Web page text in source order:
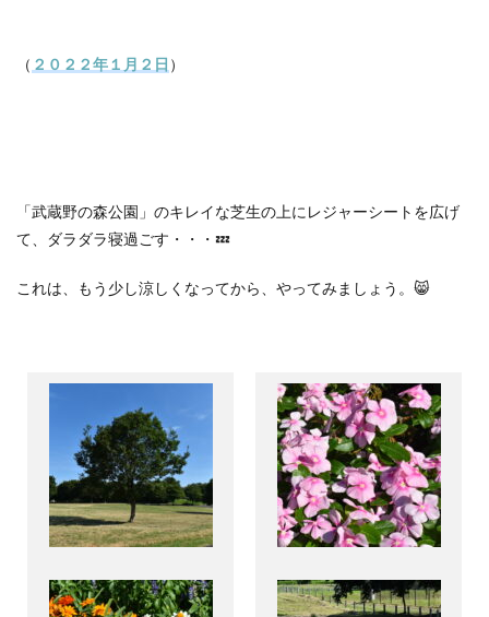
（ ２０２２年１月２日 ）
「武蔵野の森公園」のキレイな芝生の上にレジャーシートを広げ
て、ダラダラ寝過ごす・・・ 💤
これは、もう少し涼しくなってから、やってみましょう。😸